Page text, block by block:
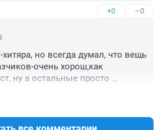
+0 –0
но всегда думал, что вещь
очень хорош,как
ну а остальные просто